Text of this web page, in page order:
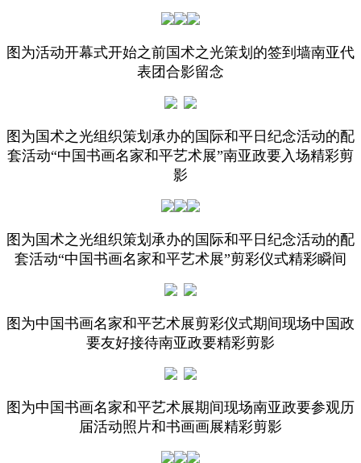
图为活动开幕式开始之前国术之光策划的签到墙南亚代
表团合影留念
图为国术之光组织策划承办的国际和平日纪念活动的配
套活动“中国书画名家和平艺术展”南亚政要入场精彩剪
影
图为国术之光组织策划承办的国际和平日纪念活动的配
套活动“中国书画名家和平艺术展”剪彩仪式精彩瞬间
图为中国书画名家和平艺术展剪彩仪式期间现场中国政
要友好接待南亚政要精彩剪影
图为中国书画名家和平艺术展期间现场南亚政要参观历
届活动照片和书画画展精彩剪影